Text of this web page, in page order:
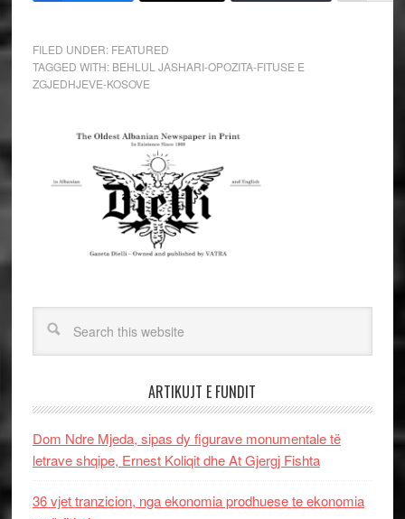
FILED UNDER: FEATURED
TAGGED WITH: BEHLUL JASHARI-OPOZITA-FITUSE E
ZGJEDHJEVE-KOSOVE
ARTIKUJT E FUNDIT
Dom Ndre Mjeda, sipas dy figurave monumentale të
letrave shqipe, Ernest Koliqit dhe At Gjergj Fishta
36 vjet tranzicion, nga ekonomia prodhuese te ekonomia